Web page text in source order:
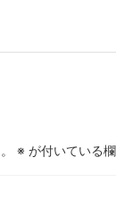
※ が付いている